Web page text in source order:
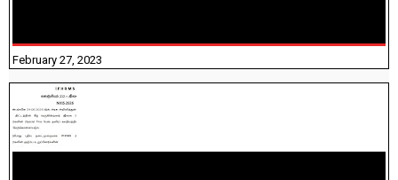
February 27, 2023